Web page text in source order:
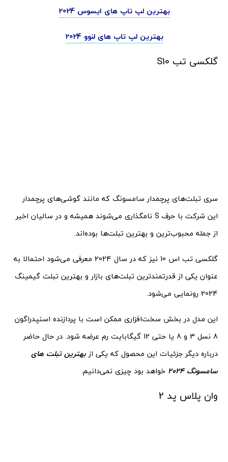
بهترین لپ تاپ های ایسوس 2024
بهترین لپ تاپ های لنوو 2024
گلکسی تب S10
سری تبلت‌های پرچمدار سامسونگ که مانند گوشی‌های پرچمدار
این شرکت با حرف S نامگذاری می‌شوند همیشه و در سالیان اخیر
از جمله محبوب‌ترین و بهترین تبلت‌ها بوده‌اند.
گلکسی تب اس 10 نیز که در سال 2024 معرفی می‌شود احتمالا به
عنوان یکی از قدرتمندترین تبلت‌های بازار و بهترین تبلت گیمینگ
2024 رونمایی می‌شود.
این مدل در بخش سخت‌افزاری ممکن است با پردازنده اسنپدراگون
8 نسل 3 و 8 یا حتی 12 گیگابایت رم عرضه شود. در حال حاضر
درباره دیگر جزئیات این محصول که یکی ازبهترین تبلت های
سامسونگ 2024
خواهد بود چیزی نمی‌دانیم.
وان پلاس پد 2